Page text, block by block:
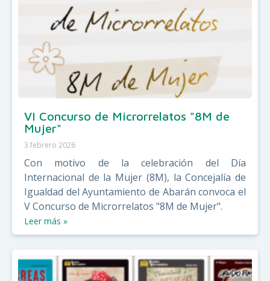
VI Concurso de Microrrelatos "8M de
Mujer"
3 febrero 2026
Con motivo de la celebración del Día
Internacional de la Mujer (8M), la Concejalía de
Igualdad del Ayuntamiento de Abarán convoca el
V Concurso de Microrrelatos "8M de Mujer".
Leer más »